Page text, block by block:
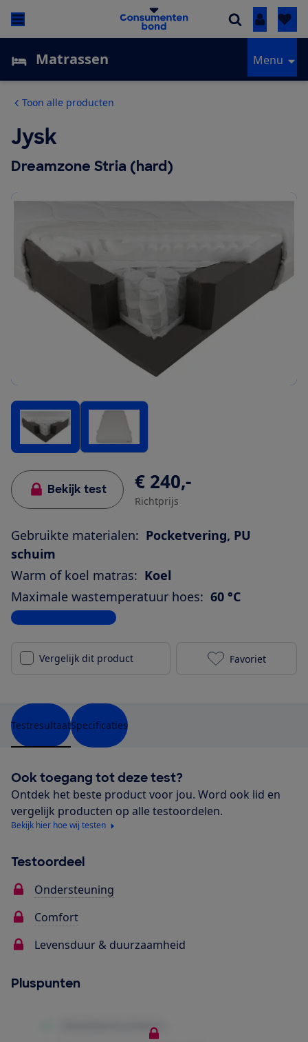
Inloggen
Matrassen Menu
Toon alle producten
Jysk
Dreamzone Stria (hard)
Bekijk test € 240,-
Richtprijs
Gebruikte materialen: Pocketvering, PU
schuim
Warm of koel matras: Koel
Maximale wastemperatuur hoes: 60 °C
Bekijk alle specificaties
Vergelijk dit product Jysk
Favoriet
TestresultaatSpecificaties
Ook toegang tot deze test?
Ontdek het beste product voor jou. Word ook lid en
vergelijk producten op alle testoordelen.
Bekijk hier hoe wij testen
Testoordeel
Ondersteuning
Comfort
Levensduur & duurzaamheid
Pluspunten